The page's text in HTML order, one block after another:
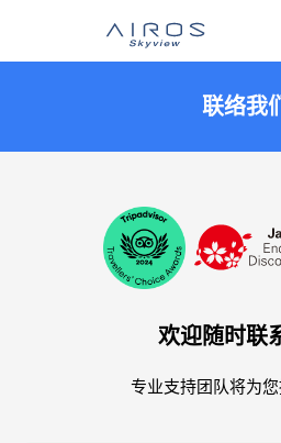
联络我
欢迎随时联
专业支持团队将为您